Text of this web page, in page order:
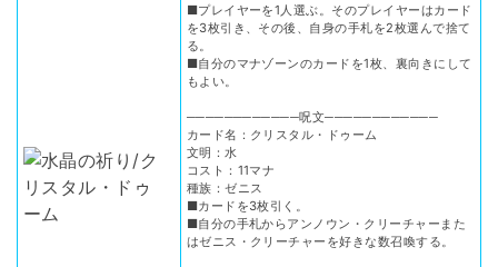
■プレイヤーを1人選ぶ。そのプレイヤーはカード
を3枚引き、その後、自身の手札を2枚選んで捨て
る。
■自分のマナゾーンのカードを1枚、裏向きにして
もよい。
────────────呪文────────────
カード名：クリスタル・ドゥーム
文明：水
コスト：11マナ
種族：ゼニス
■カードを3枚引く。
■自分の手札からアンノウン・クリーチャーまた
はゼニス・クリーチャーを好きな数召喚する。